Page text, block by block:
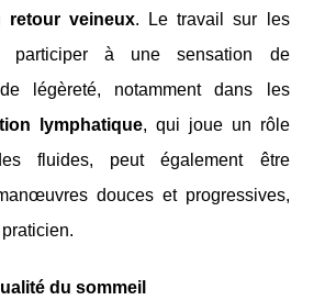
retour veineux. Le travail sur les
participer à une sensation de
légèreté, notamment dans les
lymphatique, qui joue un rôle
fluides, peut également être
douces et progressives,
du sommeil